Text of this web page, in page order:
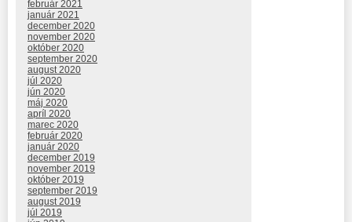
február 2021
január 2021
december 2020
november 2020
október 2020
september 2020
august 2020
júl 2020
jún 2020
máj 2020
apríl 2020
marec 2020
február 2020
január 2020
december 2019
november 2019
október 2019
september 2019
august 2019
júl 2019